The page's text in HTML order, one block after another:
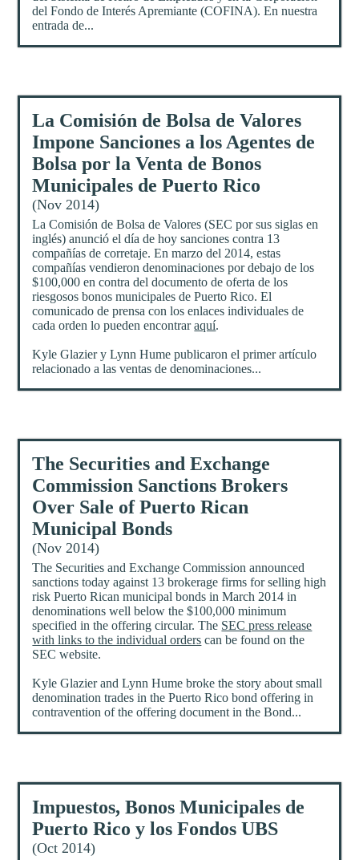
del Fondo de Interés Apremiante (COFINA). En nuestra
entrada de...
La Comisión de Bolsa de Valores
Impone Sanciones a los Agentes de
Bolsa por la Venta de Bonos
Municipales de Puerto Rico
(Nov 2014)
La Comisión de Bolsa de Valores (SEC por sus siglas en
inglés) anunció el día de hoy sanciones contra 13
compañías de corretaje. En marzo del 2014, estas
compañías vendieron denominaciones por debajo de los
$100,000 en contra del documento de oferta de los
riesgosos bonos municipales de Puerto Rico. El
comunicado de prensa con los enlaces individuales de
cada orden lo pueden encontraraquí.
Kyle Glazier y Lynn Hume publicaron el primer artículo
relacionado a las ventas de denominaciones...
The Securities and Exchange
Commission Sanctions Brokers
Over Sale of Puerto Rican
Municipal Bonds
(Nov 2014)
The Securities and Exchange Commission announced
sanctions today against 13 brokerage firms for selling high
risk Puerto Rican municipal bonds in March 2014 in
denominations well below the $100,000 minimum
specified in the offering circular. The SEC press release
with links to the individual orders can be found on the
SEC website.
Kyle Glazier and Lynn Hume broke the story about small
denomination trades in the Puerto Rico bond offering in
contravention of the offering document in the Bond...
Impuestos, Bonos Municipales de
Puerto Rico y los Fondos UBS
(Oct 2014)